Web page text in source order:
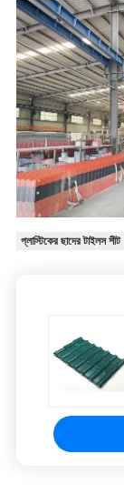
প্লাস্টিকের ছাদের টাইলস শীট